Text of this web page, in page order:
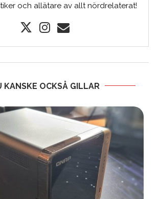
och allätare av allt nördrelaterat!
KANSKE OCKSÅ GILLAR